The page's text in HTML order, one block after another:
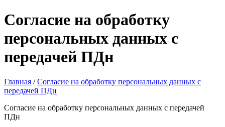
Согласие на обработку
персональных данных с
передачей ПДн
Главная /Согласие на обработку персональных данных с
передачей ПДн
Согласие на обработку персональных данных с передачей
ПДн